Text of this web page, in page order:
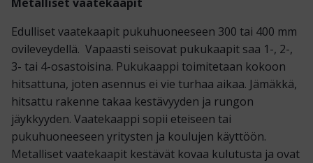
Edulliset vaatekaapit pukuhuoneeseen 300 tai 400 mm
ovileveydellä. Vapaasti seisovat pukukaapit saa 1-, 2-,
3- tai 4-osastoisina. Pukukaappi toimitetaan kokoon
hitsattuna, joten asennus ei vie turhaa aikaa. Jämäkkä,
hitsattu rakenne takaa kestävyyden ja rungon
jäykkyyden. Vaatekaappi sopii eteiseen tai
pukuhuoneeseen yritysten ja koulujen käyttöön.
Metalliset vaatekaapit kestävät kovaa kulutusta ja ovat